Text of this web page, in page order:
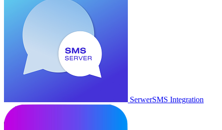
SerwerSMS Integration